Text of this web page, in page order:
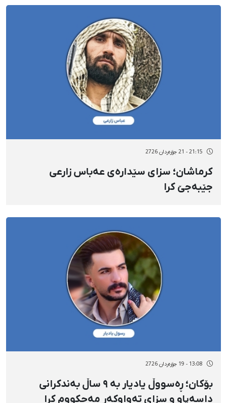
21:15 - 21 جۆزەردان 2726
کرماشان؛ سزای سێدارەی عەباس زارعی
جێبەجێ کرا
13:08 - 19 جۆزەردان 2726
بۆکان؛ ڕەسووڵ یادیار بە ٩ ساڵ بەندکرانی
داسەپاو و سزای تەواوکەر مەحکووم کرا